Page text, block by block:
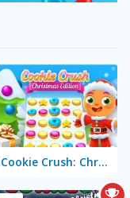
Cookie Crush: Christmas Edition